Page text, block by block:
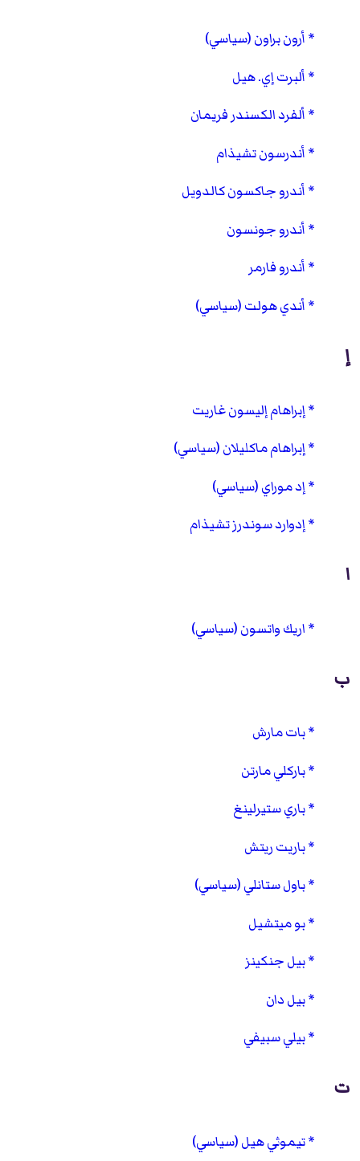
أرون براون (سياسي)
ألبرت إي. هيل
ألفرد الكسندر فريمان
أندرسون تشيذام
أندرو جاكسون كالدويل
أندرو جونسون
أندرو فارمر
أندي هولت (سياسي)
إ
إبراهام إليسون غاريت
إبراهام ماكليلان (سياسي)
إد موراي (سياسي)
إدوارد سوندرز تشيذام
ا
اريك واتسون (سياسي)
ب
بات مارش
باركلي مارتن
باري ستيرلينغ
باريت ريتش
باول ستانلي (سياسي)
بو ميتشيل
بيل جنكينز
بيل دان
بيلي سبيفي
ت
تيموثي هيل (سياسي)